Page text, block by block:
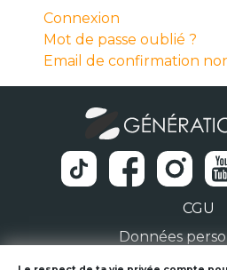
Connexion
Mot de passe oublié ?
Email de confirmation
CGU
Données